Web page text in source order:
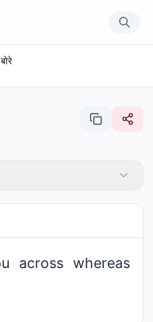
across whereas